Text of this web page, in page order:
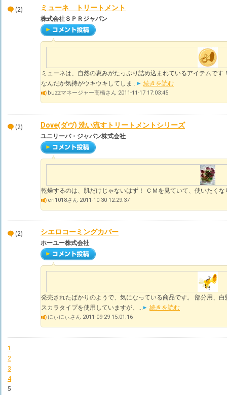
(2) ミューネ トリートメント
株式会社ＳＰＲジャパン
ミューネは、自然の恵みがたっぷり詰め込まれているアイテムで
なんだか気持がウキウキしてしま...
続きを読む
buzzマネージャー高橋さん 2011-11-17 17:03:45
(2) Dove(ダヴ) 洗い流すトリートメントシリーズ
ユニリーバ・ジャパン株式会社
乾燥するのは、肌だけじゃないはず！ ＣＭを見ていて、使いたくな
eri1018さん 2011-10-30 12:29:37
(2) シエロコーミングカバー
ホーユー株式会社
発売されたばかりのようで、気になっている商品です。 部分用、
スカラタイプを使用していますが、...
続きを読む
にぃにぃさん 2011-09-29 15:01:16
1
2
3
4
5